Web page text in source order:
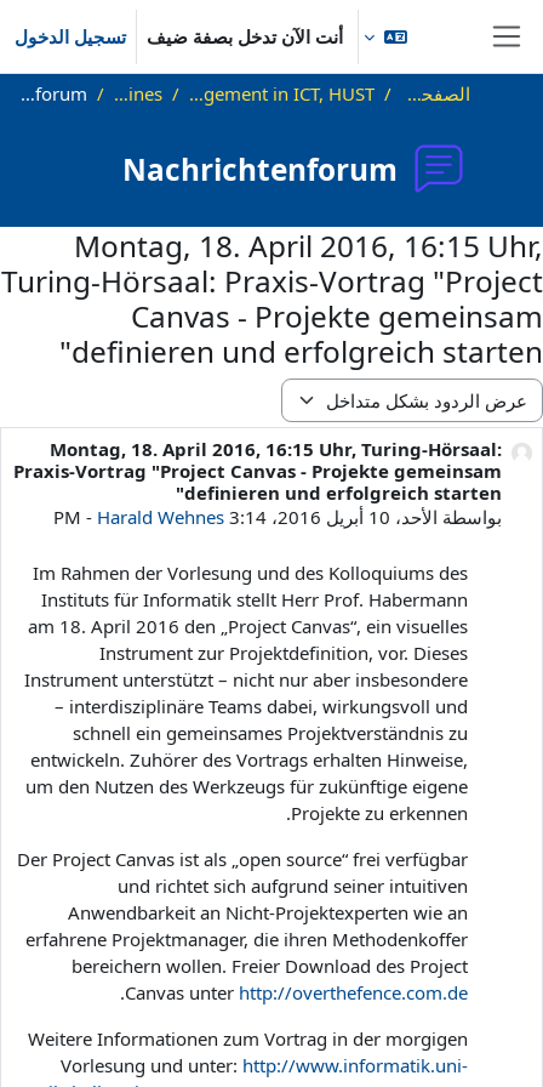
تخطى إلى المحتوى الرئيسي
أنت الآن تدخل بصفة ضيف تسجيل الدخول
الصفحة الرئيسية Modern Project Management in ICT, HUST
Allgemeines
Nachrichtenforum
Nachrichtenforum
Montag, 18. April 2016, 16:15 Uhr,
Turing-Hörsaal: Praxis-Vortrag "Project
Canvas - Projekte gemeinsam
definieren und erfolgreich starten"
نمط العرض
Montag, 18. April 2016, 16:15 Uhr, Turing-Hörsaal:
Praxis-Vortrag "Project Canvas - Projekte gemeinsam
definieren und erfolgreich starten"
بواسطة الأحد، 10 أبريل 2016، 3:14 PM - Harald Wehnes
عدد الردود: 0
Im Rahmen der Vorlesung und des Kolloquiums des
Instituts für Informatik stellt Herr Prof. Habermann
am 18. April 2016 den „Project Canvas“, ein visuelles
Instrument zur Projektdefinition, vor. Dieses
Instrument unterstützt – nicht nur aber insbesondere
– interdisziplinäre Teams dabei, wirkungsvoll und
schnell ein gemeinsames Projektverständnis zu
entwickeln. Zuhörer des Vortrags erhalten Hinweise,
um den Nutzen des Werkzeugs für zukünftige eigene
Projekte zu erkennen.
Der Project Canvas ist als „open source“ frei verfügbar
und richtet sich aufgrund seiner intuitiven
Anwendbarkeit an Nicht-Projektexperten wie an
erfahrene Projektmanager, die ihren Methodenkoffer
bereichern wollen. Freier Download des Project
Canvas unter http://overthefence.com.de
.
Weitere Informationen zum Vortrag in der morgigen
Vorlesung und unter: http://www.informatik.uni-